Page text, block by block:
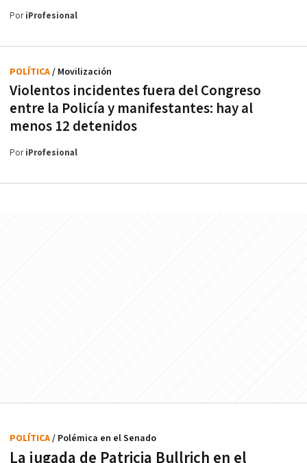
PoriProfesional
Violentos incidentes fuera del Congreso
entre la Policía y manifestantes: hay al
menos 12 detenidos
POLÍTICA/ Movilización
PoriProfesional
La jugada de Patricia Bullrich en el
POLÍTICA/ Polémica en el Senado